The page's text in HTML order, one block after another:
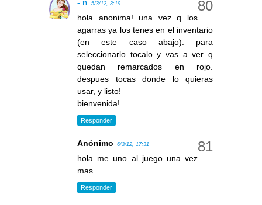
- n 5/3/12, 3:19
hola anonima! una vez q los
agarras ya los tenes en el inventario
(en este caso abajo). para
seleccionarlo tocalo y vas a ver q
quedan remarcados en rojo.
despues tocas donde lo quieras
usar, y listo!
bienvenida!
Responder
Anónimo 6/3/12, 17:31
hola me uno al juego una vez
mas
Responder